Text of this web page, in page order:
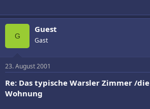
G
Guest
Gast
23. August 2001
Re: Das typische Warsler Zimmer /
Wohnung